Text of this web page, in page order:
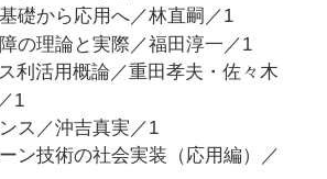
礎から応用へ／林直嗣／1
の理論と実際／福田淳一／1
利活用概論／重田孝夫・佐々木
1
ス／沖吉真実／1
ン技術の社会実装（応用編）／